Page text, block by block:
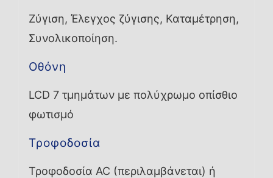
Ζύγιση, Έλεγχος ζύγισης, Καταμέτρηση,
Συνολικοποίηση.
Οθόνη
LCD 7 τμημάτων με πολύχρωμο οπίσθιο
φωτισμό
Τροφοδοσία
Τροφοδοσία AC (περιλαμβάνεται) ή